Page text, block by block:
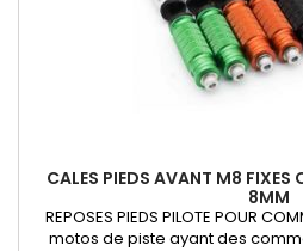
CALES PIEDS AVANT M8 FIXES
8MM
REPOSES PIEDS PILOTE POUR
motos de piste ayant des